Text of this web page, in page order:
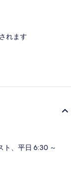
れます
ト、平日 6:30 ～